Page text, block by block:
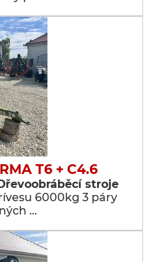
T6 + C4.6
stroje
6000kg 3 páry
…